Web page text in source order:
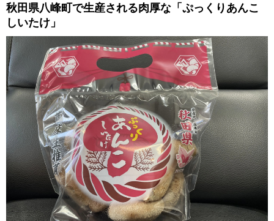
秋田県八峰町で生産される肉厚な「ぷっくりあんこ
しいたけ」